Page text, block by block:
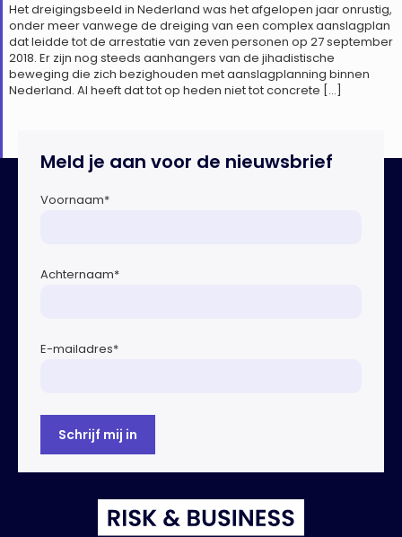
Het dreigingsbeeld in Nederland was het afgelopen jaar onrustig,
onder meer vanwege de dreiging van een complex aanslagplan
dat leidde tot de arrestatie van zeven personen op 27 september
2018. Er zijn nog steeds aanhangers van de jihadistische
beweging die zich bezighouden met aanslagplanning binnen
Nederland. Al heeft dat tot op heden niet tot concrete […]
Meld je aan voor de nieuwsbrief
Voornaam*
Achternaam*
E-mailadres*